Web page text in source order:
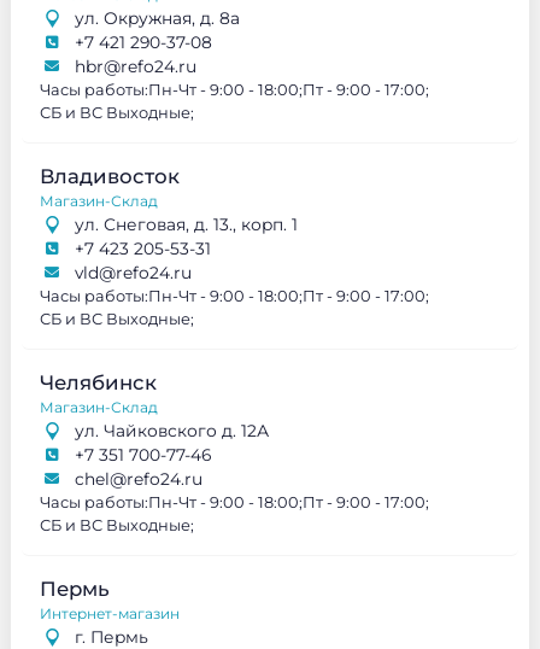
ул. Окружная, д. 8а
+7 421 290-37-08
hbr@refo24.ru
Часы работы:Пн-Чт - 9:00 - 18:00;Пт - 9:00 - 17:00;
СБ и ВС Выходные;
Владивосток
Магазин-Склад
ул. Снеговая, д. 13., корп. 1
+7 423 205-53-31
vld@refo24.ru
Часы работы:Пн-Чт - 9:00 - 18:00;Пт - 9:00 - 17:00;
СБ и ВС Выходные;
Челябинск
Магазин-Склад
ул. Чайковского д. 12А
+7 351 700-77-46
chel@refo24.ru
Часы работы:Пн-Чт - 9:00 - 18:00;Пт - 9:00 - 17:00;
СБ и ВС Выходные;
Пермь
Интернет-магазин
г. Пермь